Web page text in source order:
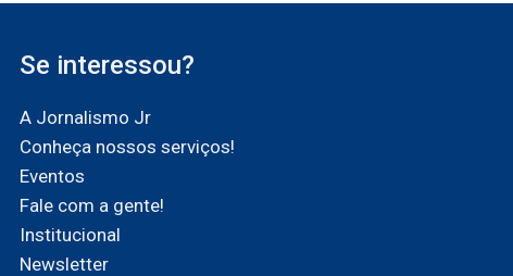
Se interessou?
A Jornalismo Jr
Conheça nossos serviços!
Eventos
Fale com a gente!
Institucional
Newsletter